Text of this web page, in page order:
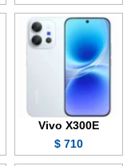
Vivo X300E
710 $